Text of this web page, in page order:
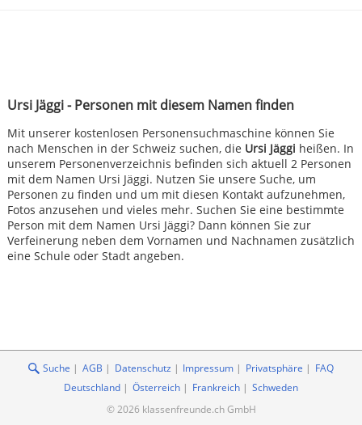
Ursi Jäggi - Personen mit diesem Namen finden
Mit unserer kostenlosen Personensuchmaschine können Sie
nach Menschen in der Schweiz suchen, die Ursi Jäggi heißen. In
unserem Personenverzeichnis befinden sich aktuell 2 Personen
mit dem Namen Ursi Jäggi. Nutzen Sie unsere Suche, um
Personen zu finden und um mit diesen Kontakt aufzunehmen,
Fotos anzusehen und vieles mehr. Suchen Sie eine bestimmte
Person mit dem Namen Ursi Jäggi? Dann können Sie zur
Verfeinerung neben dem Vornamen und Nachnamen zusätzlich
eine Schule oder Stadt angeben.
Suche AGB Datenschutz Impressum Privatsphäre
FAQ
Deutschland
Österreich Frankreich
Schweden
© 2026 klassenfreunde.ch GmbH